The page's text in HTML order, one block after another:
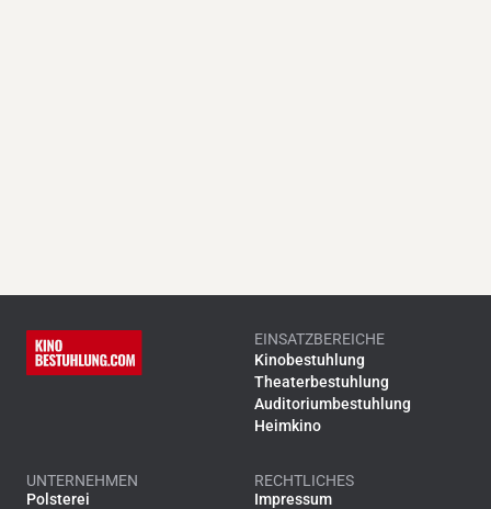
EINSATZBEREICHE
Kinobestuhlung
Theaterbestuhlung
Auditoriumbestuhlung
Heimkino
UNTERNEHMEN
Polsterei
RECHTLICHES
Impressum